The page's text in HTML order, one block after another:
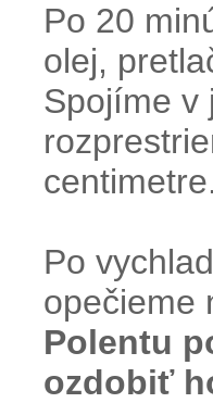
Po 20
olej,
Spojíme v
centimetre.
Po
opečieme
Polentu
ozdobiť